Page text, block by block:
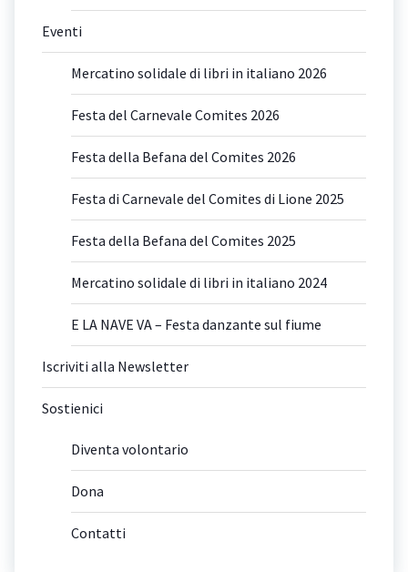
Eventi
Mercatino solidale di libri in italiano 2026
Festa del Carnevale Comites 2026
Festa della Befana del Comites 2026
Festa di Carnevale del Comites di Lione 2025
Festa della Befana del Comites 2025
Mercatino solidale di libri in italiano 2024
E LA NAVE VA – Festa danzante sul fiume
Iscriviti alla Newsletter
Sostienici
Diventa volontario
Dona
Contatti